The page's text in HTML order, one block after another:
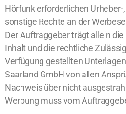
Hörfunk erforderlichen Urheber-
sonstige Rechte an der
Der Auftraggeber trägt allein
Inhalt und die rechtliche
Verfügung gestellten
Saarland GmbH von allen
Nachweis über nicht
Werbung muss vom